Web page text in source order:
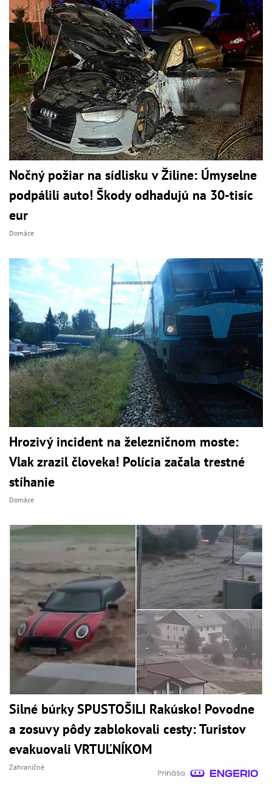
Nočný požiar na sídlisku v Žiline: Úmyselne
podpálili auto! Škody odhadujú na 30-tisíc
eur
Domáce
Hrozivý incident na železničnom moste:
Vlak zrazil človeka! Polícia začala trestné
stíhanie
Domáce
Silné búrky SPUSTOŠILI Rakúsko! Povodne
a zosuvy pôdy zablokovali cesty: Turistov
evakuovali VRTUĽNÍKOM
Zahraničné